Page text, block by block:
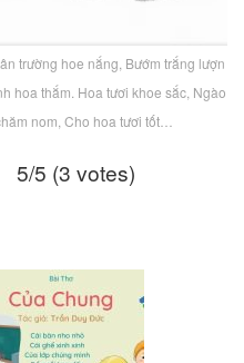
trường hoe nắng, Bướm trắng lượn
hoa thắm. Hoa tươi khoe sắc, Ngào
nom, Cho hoa tươi tốt…
5/5 (3 votes)